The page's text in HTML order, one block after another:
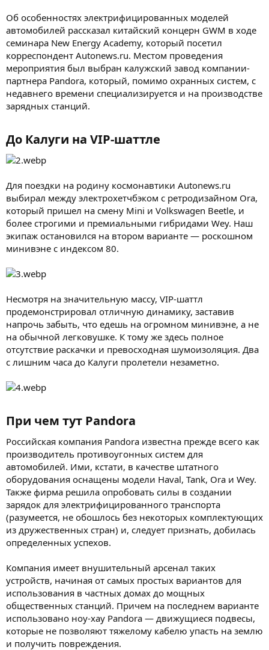
Об особенностях электрифицированных моделей
автомобилей рассказал китайский концерн GWM в ходе
семинара New Energy Academy, который посетил
корреспондент Autonews.ru. Местом проведения
мероприятия был выбран калужский завод компании-
партнера Pandora, который, помимо охранных систем, с
недавнего времени специализируется и на производстве
зарядных станций.
До Калуги на VIP-шаттле​
Для поездки на родину космонавтики Autonews.ru
выбирал между электрохетчбэком с ретродизайном Ora,
который пришел на смену Mini и Volkswagen Beetle, и
более строгими и премиальными гибридами Wey. Наш
экипаж остановился на втором варианте — роскошном
минивэне с индексом 80.
Несмотря на значительную массу, VIP-шаттл
продемонстрировал отличную динамику, заставив
напрочь забыть, что едешь на огромном минивэне, а не
на обычной легковушке. К тому же здесь полное
отсутствие раскачки и превосходная шумоизоляция. Два
с лишним часа до Калуги пролетели незаметно.
При чем тут Pandora​
Российская компания Pandora известна прежде всего как
производитель противоугонных систем для
автомобилей. Ими, кстати, в качестве штатного
оборудования оснащены модели Haval, Tank, Ora и Wеy.
Также фирма решила опробовать силы в создании
зарядок для электрифицированного транспорта
(разумеется, не обошлось без некоторых комплектующих
из дружественных стран) и, следует признать, добилась
определенных успехов.
Компания имеет внушительный арсенал таких
устройств, начиная от самых простых вариантов для
использования в частных домах до мощных
общественных станций. Причем на последнем варианте
использовано ноу-хау Pandora — движущиеся подвесы,
которые не позволяют тяжелому кабелю упасть на землю
и получить повреждения.